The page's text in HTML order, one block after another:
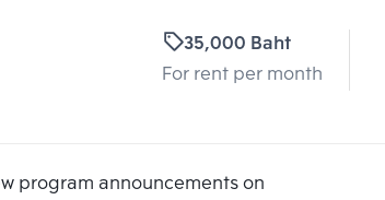
35,000 Baht
For rent per month
program announcements on